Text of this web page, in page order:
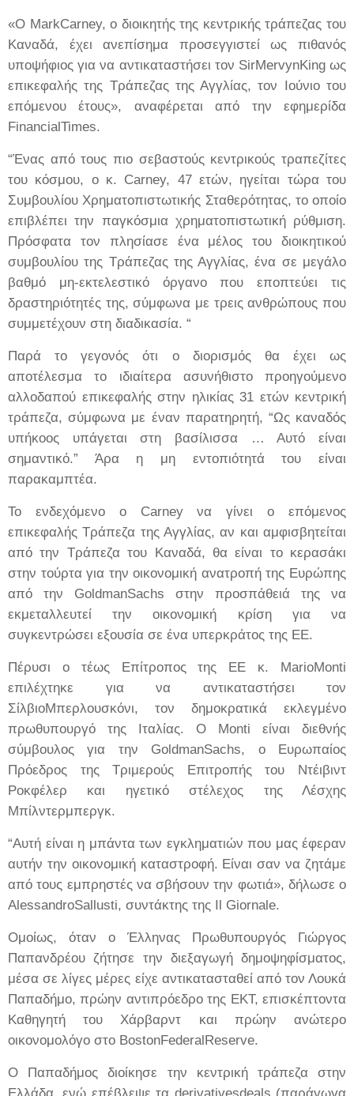
«Ο MarkCarney, ο διοικητής της κεντρικής τράπεζας του
Καναδά, έχει ανεπίσημα προσεγγιστεί ως πιθανός
υποψήφιος για να αντικαταστήσει τον SirMervynKing ως
επικεφαλής της Τράπεζας της Αγγλίας, τον Ιούνιο του
επόμενου έτους», αναφέρεται από την εφημερίδα
FinancialTimes.
“Ένας από τους πιο σεβαστούς κεντρικούς τραπεζίτες
του κόσμου, ο κ. Carney, 47 ετών, ηγείται τώρα του
Συμβουλίου Χρηματοπιστωτικής Σταθερότητας, το οποίο
επιβλέπει την παγκόσμια χρηματοπιστωτική ρύθμιση.
Πρόσφατα τον πλησίασε ένα μέλος του διοικητικού
συμβουλίου της Τράπεζας της Αγγλίας, ένα σε μεγάλο
βαθμό μη-εκτελεστικό όργανο που εποπτεύει τις
δραστηριότητές της, σύμφωνα με τρεις ανθρώπους που
συμμετέχουν στη διαδικασία. “
Παρά το γεγονός ότι ο διορισμός θα έχει ως
αποτέλεσμα το ιδιαίτερα ασυνήθιστο προηγούμενο
αλλοδαπού επικεφαλής στην ηλικίας 31 ετών κεντρική
τράπεζα, σύμφωνα με έναν παρατηρητή, “Ως καναδός
υπήκοος υπάγεται στη βασίλισσα … Αυτό είναι
σημαντικό.” Άρα η μη εντοπιότητά του είναι
παρακαμπτέα.
Το ενδεχόμενο ο Carney να γίνει ο επόμενος
επικεφαλής Τράπεζα της Αγγλίας, αν και αμφισβητείται
από την Τράπεζα του Καναδά, θα είναι το κερασάκι
στην τούρτα για την οικονομική ανατροπή της Ευρώπης
από την GoldmanSachs στην προσπάθειά της να
εκμεταλλευτεί την οικονομική κρίση για να
συγκεντρώσει εξουσία σε ένα υπερκράτος της ΕΕ.
Πέρυσι ο τέως Επίτροπος της ΕΕ κ. MarioMonti
επιλέχτηκε για να αντικαταστήσει τον
ΣίλβιοΜπερλουσκόνι, τον δημοκρατικά εκλεγμένο
πρωθυπουργό της Ιταλίας. Ο Monti είναι διεθνής
σύμβουλος για την GoldmanSachs, ο Ευρωπαίος
Πρόεδρος της Τριμερούς Επιτροπής του Ντέιβιντ
Ροκφέλερ και ηγετικό στέλεχος της Λέσχης
Μπίλντερμπεργκ.
“Αυτή είναι η μπάντα των εγκληματιών που μας έφεραν
αυτήν την οικονομική καταστροφή. Είναι σαν να ζητάμε
από τους εμπρηστές να σβήσουν την φωτιά», δήλωσε ο
AlessandroSallusti, συντάκτης της Il Giornale.
Ομοίως, όταν ο Έλληνας Πρωθυπουργός Γιώργος
Παπανδρέου ζήτησε την διεξαγωγή δημοψηφίσματος,
μέσα σε λίγες μέρες είχε αντικατασταθεί από τον Λουκά
Παπαδήμο, πρώην αντιπρόεδρο της ΕΚΤ, επισκέπτοντα
Καθηγητή του Χάρβαρντ και πρώην ανώτερο
οικονομολόγο στο BostonFederalReserve.
Ο Παπαδήμος διοίκησε την κεντρική τράπεζα στην
Ελλάδα, ενώ επέβλεψε τα derivativesdeals (παράγωγα